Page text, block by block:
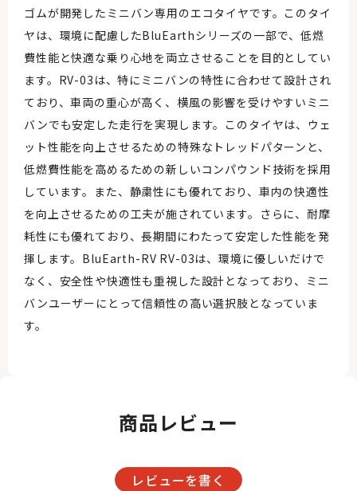
ゴムが開発したミニバン専用のエコタイヤです。このタイ
ヤは、環境に配慮したBluEarthシリーズの一部で、低燃
費性能と快適な乗り心地を両立させることを目的としてい
ます。RV-03は、特にミニバンの特性に合わせて設計され
ており、車両の重心が高く、横風の影響を受けやすいミニ
バンでも安定した走行を実現します。このタイヤは、ウェ
ット性能を向上させるための特殊なトレッドパターンと、
低燃費性能を高めるための新しいコンパウンド技術を採用
しています。また、静粛性にも優れており、車内の快適性
を向上させるための工夫が施されています。さらに、耐摩
耗性にも優れており、長期間にわたって安定した性能を発
揮します。BluEarth-RV RV-03は、環境に優しいだけで
なく、安全性や快適性も重視した設計となっており、ミニ
バンユーザーにとって信頼性の高い選択肢となっていま
す。
商品レビュー
レビューを書く